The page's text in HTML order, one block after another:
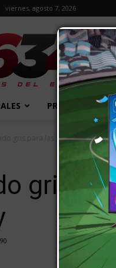
viernes, agosto 7, 2026
PROVINCIALES
gris para las chicas del
gris